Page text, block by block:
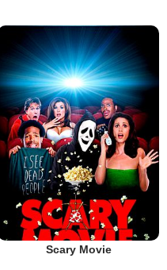
Scary Movie